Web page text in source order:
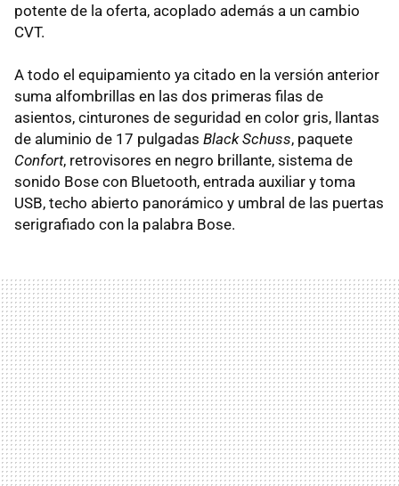
potente de la oferta, acoplado además a un cambio
CVT.
A todo el equipamiento ya citado en la versión anterior
suma alfombrillas en las dos primeras filas de
asientos, cinturones de seguridad en color gris, llantas
de aluminio de 17 pulgadas Black Schuss, paquete
Confort, retrovisores en negro brillante, sistema de
sonido Bose con Bluetooth, entrada auxiliar y toma
USB, techo abierto panorámico y umbral de las puertas
serigrafiado con la palabra Bose.